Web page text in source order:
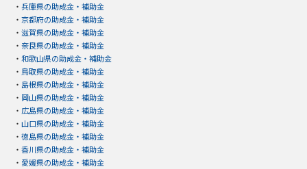
・ 兵庫県の助成金・補助金
・ 京都府の助成金・補助金
・ 滋賀県の助成金・補助金
・ 奈良県の助成金・補助金
・ 和歌山県の助成金・補助金
・ 鳥取県の助成金・補助金
・ 島根県の助成金・補助金
・ 岡山県の助成金・補助金
・ 広島県の助成金・補助金
・ 山口県の助成金・補助金
・ 徳島県の助成金・補助金
・ 香川県の助成金・補助金
・ 愛媛県の助成金・補助金